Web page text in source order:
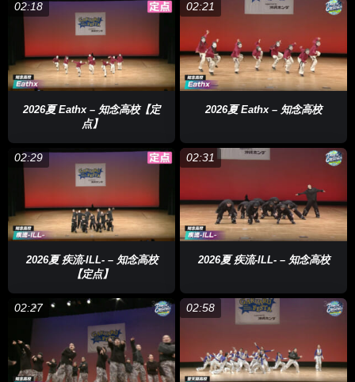
02:18
2026夏 Eathx – 知念高校【定
点】
02:21
2026夏 Eathx – 知念高校
02:29
2026夏 疾流-ILL- – 知念高校
【定点】
02:31
2026夏 疾流-ILL- – 知念高校
02:27 02:58